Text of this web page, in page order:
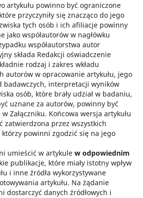
artykułu powinno być ograniczone
przyczyniły się znacząco do jego
tych osób i ich afiliacje powinny
jako współautorów w nagłówku
współautorstwa autor
składa Redakcji oświadczenie
rodzaj i zakres wkładu
autorów w opracowanie artykułu, jego
badawczych, interpretacji wyników
osób, które brały udział w badaniu,
uznane za autorów, powinny być
Załączniku. Końcowa wersja artykułu
zatwierdzona przez wszystkich
którzy powinni zgodzić się na jego
umieścić w artykule w odpowiednim
publikacje, które miały istotny wpływ
i inne źródła wykorzystywane
artykułu. Na żądanie
dostarczyć danych źródłowych i